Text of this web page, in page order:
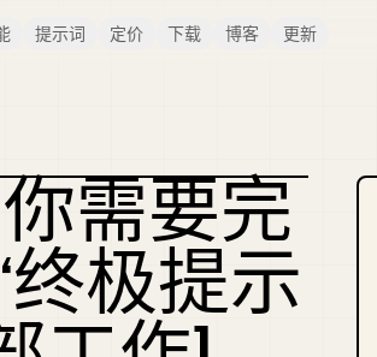
提示词 定价 下载 博客 更新
你需要完
极提示